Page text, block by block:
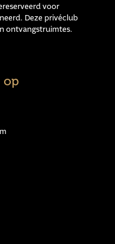
voor
Deze privéclub
ontvangstruimtes.
op